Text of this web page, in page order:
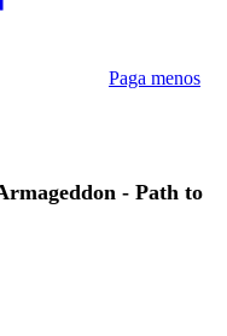
Paga menos
- Path to